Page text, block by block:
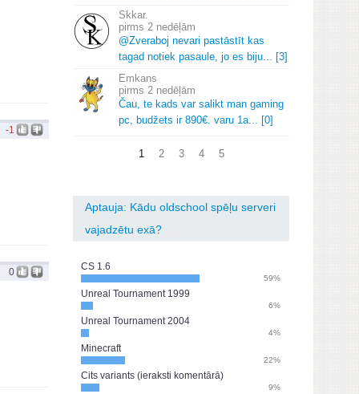
-1
0
Skkar.
2 nedēļām
@Zveraboj nevari pastāstīt kas
tagad notiek pasaule, jo es biju... [3]
Emkans
2 nedēļām
Čau, te kads var salikt man gaming
pc, budžets ir 890€. varu 1a... [0]
1 2 3 4 5
Aptauja: Kādu oldschool spēļu serveri
vajadzētu exā?
CS 1.6
59%
Unreal Tournament 1999
6%
Unreal Tournament 2004
4%
Minecraft
22%
Cits variants (ieraksti komentārā)
9%